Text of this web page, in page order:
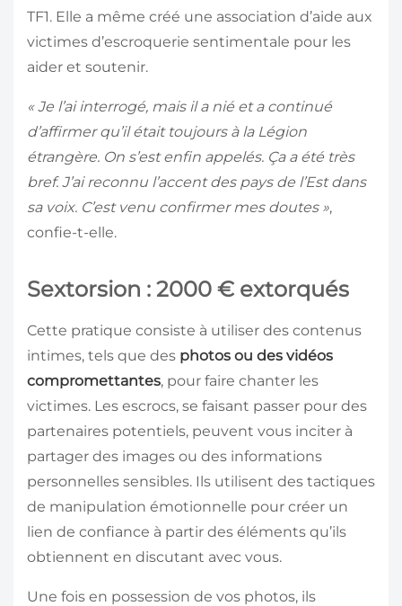
TF1. Elle a même créé une association d’aide aux
victimes d’escroquerie sentimentale pour les
aider et soutenir.
« Je l’ai interrogé, mais il a nié et a continué
d’affirmer qu’il était toujours à la Légion
étrangère. On s’est enfin appelés. Ça a été très
bref. J’ai reconnu l’accent des pays de l’Est dans
sa voix. C’est venu confirmer mes doutes »,
confie-t-elle.
Sextorsion : 2000 € extorqués
Cette pratique consiste à utiliser des contenus
intimes, tels que des photos ou des vidéos
compromettantes, pour faire chanter les
victimes. Les escrocs, se faisant passer pour des
partenaires potentiels, peuvent vous inciter à
partager des images ou des informations
personnelles sensibles. Ils utilisent des tactiques
de manipulation émotionnelle pour créer un
lien de confiance à partir des éléments qu’ils
obtiennent en discutant avec vous.
Une fois en possession de vos photos, ils